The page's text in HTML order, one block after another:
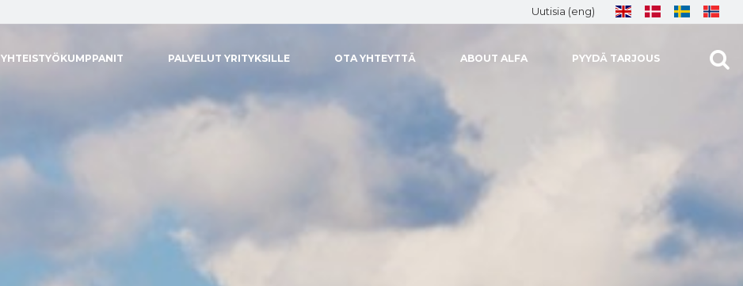
Uutisia (eng)
YHTEISTYÖKUMPPANIT PALVELUT YRITYKSILLE OTA YHTEYTTÄ ABOUT ALFA PYYDÄ TARJOUS